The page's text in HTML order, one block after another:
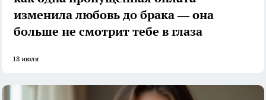
изменила любовь до брака — она
больше не смотрит тебе в глаза
18 июля